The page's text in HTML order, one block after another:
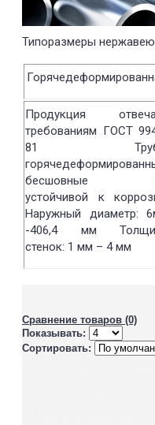
Типоразмеры
Продукция
требованиям ГОСТ
81
бесшовные
устойчивой к
Наружный диаметр:
-406,4 мм
стенок: 1 мм – 4 мм
Сравнение товаров (0)
Показывать:
Сортировать: